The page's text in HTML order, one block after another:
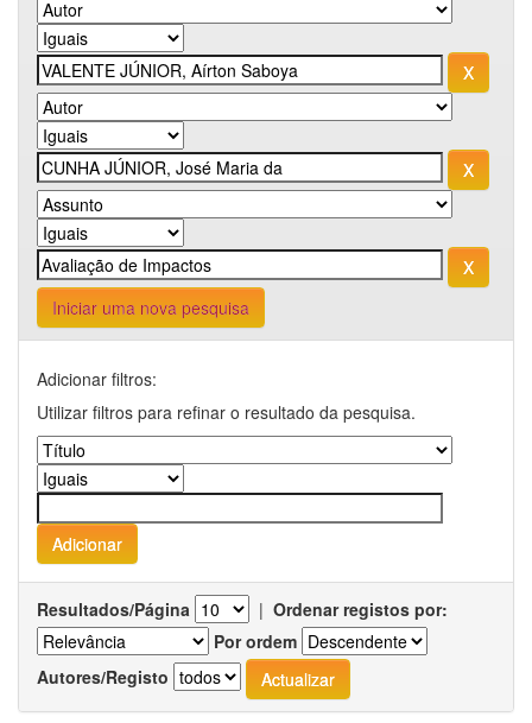
Iniciar uma nova pesquisa
Adicionar filtros:
Utilizar filtros para refinar o resultado da pesquisa.
Resultados/Página | Ordenar registos por:
Por ordem
Autores/Registo